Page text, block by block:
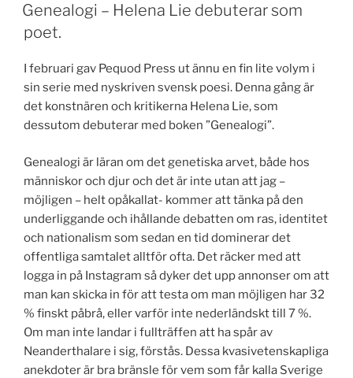
Genealogi – Helena Lie debuterar som
poet.
I februari gav Pequod Press ut ännu en fin lite volym i
sin serie med nyskriven svensk poesi. Denna gång är
det konstnären och kritikerna Helena Lie, som
dessutom debuterar med boken ”Genealogi”.
Genealogi är läran om det genetiska arvet, både hos
människor och djur och det är inte utan att jag –
möjligen – helt opåkallat- kommer att tänka på den
underliggande och ihållande debatten om ras, identitet
och nationalism som sedan en tid dominerar det
offentliga samtalet alltför ofta. Det räcker med att
logga in på Instagram så dyker det upp annonser om att
man kan skicka in för att testa om man möjligen har 32
% finskt påbrå, eller varför inte nederländskt till 7 %.
Om man inte landar i fullträffen att ha spår av
Neanderthalare i sig, förstås. Dessa kvasivetenskapliga
anekdoter är bra bränsle för vem som får kalla Sverige